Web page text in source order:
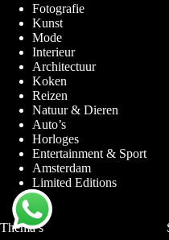
Fotografie
Kunst
Mode
Interieur
Architectuur
Koken
Reizen
Natuur & Dieren
Auto’s
Horloges
Entertainment & Sport
Amsterdam
Limited Editions
Thema’s